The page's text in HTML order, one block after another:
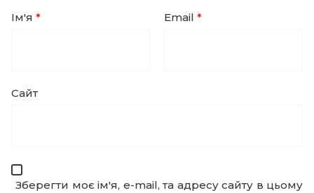
Ім'я * Email *
Сайт
Зберегти моє ім'я, e-mail, та адресу сайту в цьому